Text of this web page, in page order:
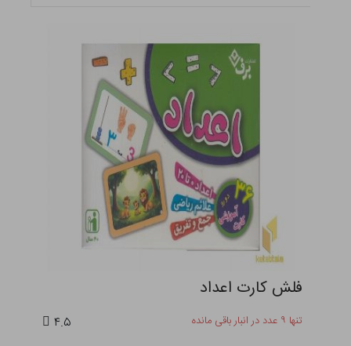
فلش کارت اعداد
تنها ۹ عدد در انبار باقی مانده ۴.۵